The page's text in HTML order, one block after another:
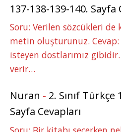
137-138-139-140. Sayfa
Soru: Verilen sözcükleri de
metin oluşturunuz.
isteyen dostlarımız
verir…
Nuran - 2. Sınıf Türkçe
Sayfa Cevapları